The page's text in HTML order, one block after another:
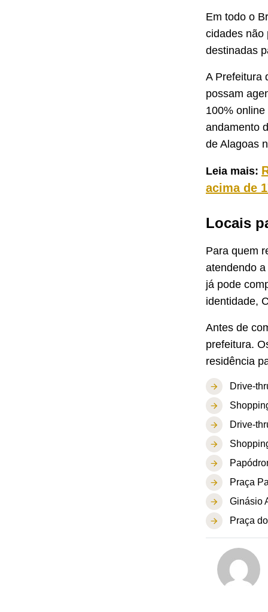
Em todo o
cidades não
destinadas
A Prefeitura
possam
100%
andamento
de Alagoas
Leia mais:
acima de
Locais
Para quem
atendendo
já pode
identidade,
Antes de
prefeitura.
residência
Drive-
Drive-
Praça
Ginásio
Praça